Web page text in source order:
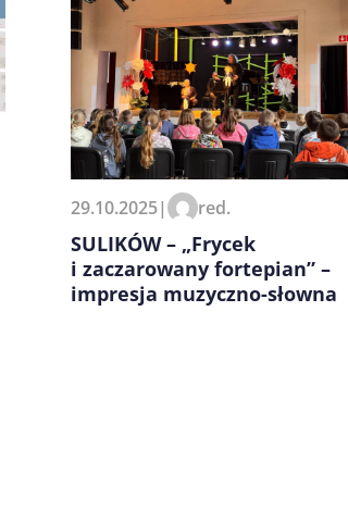
dane w tej przeglądarce podczas
29.10.2025| red.
SULIKÓW – „Frycek
i zaczarowany fortepian” –
impresja muzyczno-słowna